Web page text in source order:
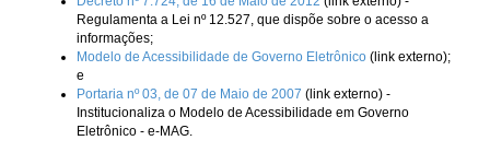
Regulamenta a Lei nº 12.527, que dispõe sobre o acesso a
informações;
Modelo de Acessibilidade de Governo Eletrônico (link externo);
e
Portaria nº 03, de 07 de Maio de 2007 (link externo) -
Institucionaliza o Modelo de Acessibilidade em Governo
Eletrônico - e-MAG.